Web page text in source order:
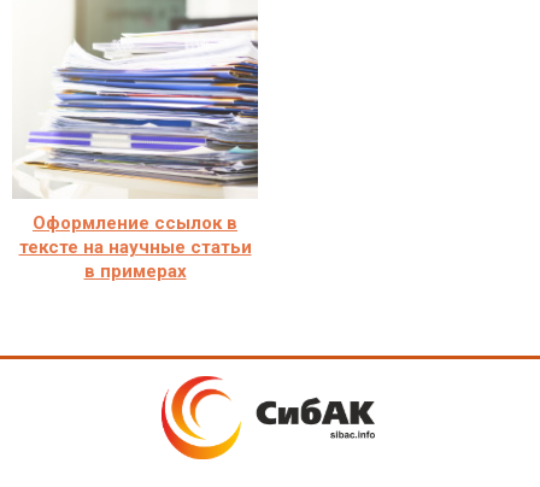
Оформление ссылок в
тексте на научные статьи
в примерах